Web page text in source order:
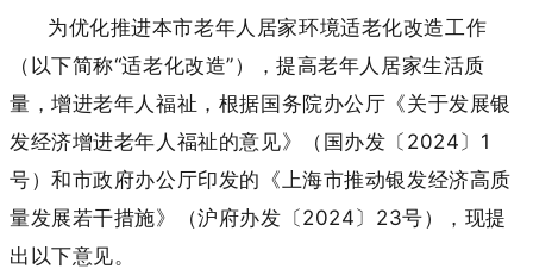
为优化推进本市老年人居家环境适老化改造工作
（以下简称“适老化改造”），提高老年人居家生活质
量，增进老年人福祉，根据国务院办公厅《关于发展银
发经济增进老年人福祉的意见》（国办发〔2024〕1
号）和市政府办公厅印发的《上海市推动银发经济高质
量发展若干措施》（沪府办发〔2024〕23号），现提
出以下意见。